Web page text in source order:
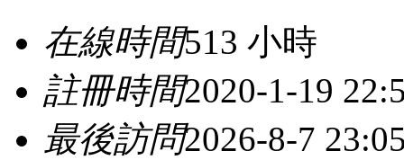
在線時間513 小時
註冊時間2020-1-19
最後訪問2026-8-7